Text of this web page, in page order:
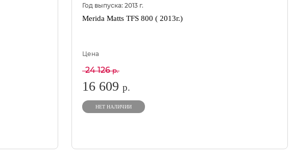
Год выпуска:2013 г.
Merida Matts TFS 800 ( 2013г.)
Цена
24 126р.
16 609р.
НЕТ НАЛИЧИИ